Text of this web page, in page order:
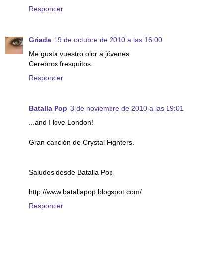
Responder
Griada 19 de octubre de 2010 a las 16:00
Me gusta vuestro olor a jóvenes.
Cerebros fresquitos.
Responder
Batalla Pop 3 de noviembre de 2010 a las 19:01
...and I love London!
Gran canción de Crystal Fighters.
Saludos desde Batalla Pop
http://www.batallapop.blogspot.com/
Responder